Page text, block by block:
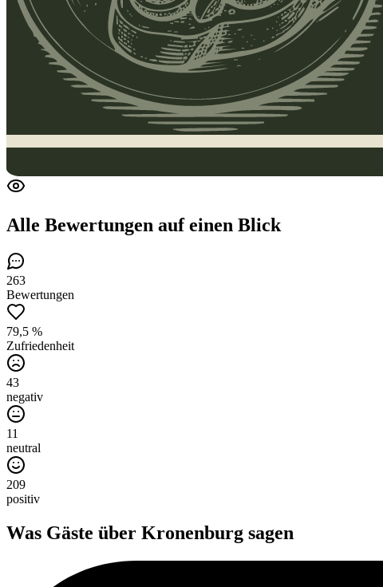
Alle Bewertungen auf einen Blick
263
Bewertungen
79,5 %
Zufriedenheit
43
negativ
11
neutral
209
positiv
Was Gäste über Kronenburg sagen